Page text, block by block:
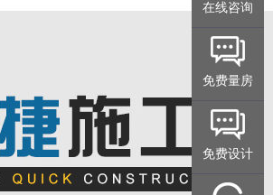
在线咨询
免费量房
免费设计